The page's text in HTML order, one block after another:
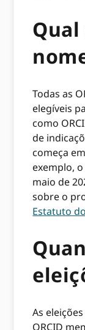
Qual
Todas as
elegíveis
como
de
começa
exemplo,
maio de
sobre o
Estatuto
As
ORCID